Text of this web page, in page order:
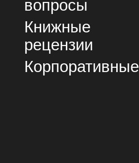
вопросы
Книжные
рецензии
Корпоративные